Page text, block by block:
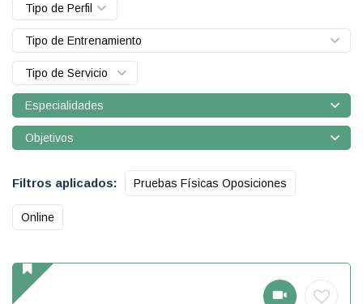
Tipo de Perfil
Tipo de Entrenamiento
Tipo de Servicio
Especialidades
Objetivos
Filtros aplicados: Pruebas Físicas Oposiciones
Online